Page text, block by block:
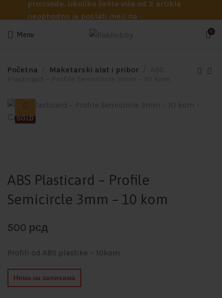
proizvode. Ukoliko želite više od 2 artikla
neophodno je poslati mejl na
potrebna pomoć oko odabira.
Menu 0
Početna Maketarski alat i pribor
SOLD
ABS Plasticard – Profile
Semicircle 3mm – 10 kom
500 рсд
Profili od ABS plastike – 10kom
Нема на залихама